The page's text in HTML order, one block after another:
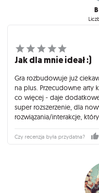
Jak dla mnie ideał :)
Gra rozbudowuje już
na plus. Przecudowne arty
co więcej - daje
super rozszerzenie, dla
rozwiązania/interakcje,
Czy recenzja była przydatna?